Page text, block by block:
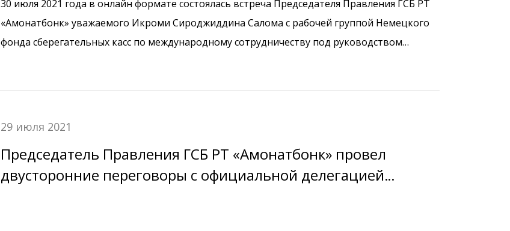
30 июля 2021 года в онлайн формате состоялась встреча Председателя Правления ГСБ РТ
«Амонатбонк» уважаемого Икроми Сироджиддина Салома с рабочей группой Немецкого
фонда сберегательных касс по международному сотрудничеству под руководством
29 июля 2021
Председатель Правления ГСБ РТ «Амонатбонк» провел
двусторонние переговоры с официальной делегацией